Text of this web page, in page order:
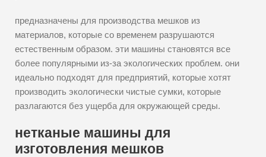
предназначены для производства мешков из
материалов, которые со временем разрушаются
естественным образом. эти машины становятся все
более популярными из-за экологических проблем. они
идеально подходят для предприятий, которые хотят
производить экологически чистые сумки, которые
разлагаются без ущерба для окружающей среды.
нетканые машины для
изготовления мешков